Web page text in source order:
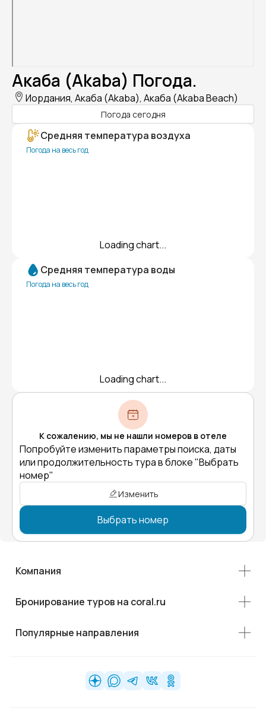
Акаба (Akaba) Погода.
Иордания, Акаба (Akaba), Акаба (Akaba Beach)
Погода сегодня
Средняя температура воздуха
Погода на весь год
Loading chart...
Средняя температура воды
Погода на весь год
Loading chart...
К сожалению, мы не нашли номеров в отеле
Попробуйте изменить параметры поиска, даты
или продолжительность тура в блоке "Выбрать
номер"
Изменить
Выбрать номер
Компания
Бронирование туров на coral.ru
Популярные направления